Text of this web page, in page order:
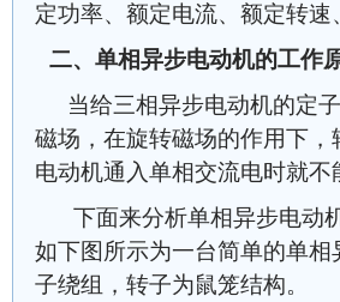
定功率、额定电流、额定转
二、单相异步电动机的工作
当给三相异步电动机的定
磁场，在旋转磁场的作用下
电动机通入单相交流电时就不
下面来分析单相异步电动
如下图所示为一台简单的单
子绕组，转子为鼠笼结构。